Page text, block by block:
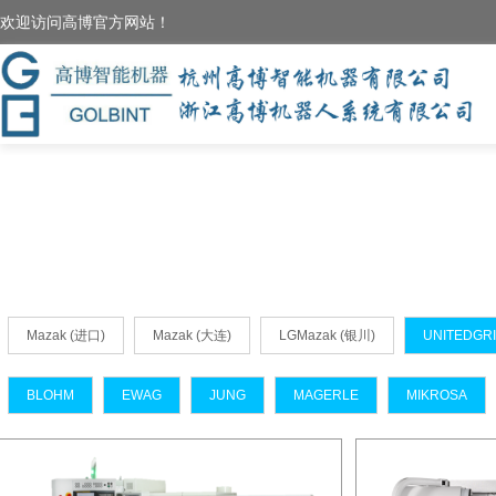
欢迎访问高博官方网站！
Mazak (进口) Mazak (大连) LGMazak (银川)
BLOHM EWAG JUNG MAGERLE MIKROSA